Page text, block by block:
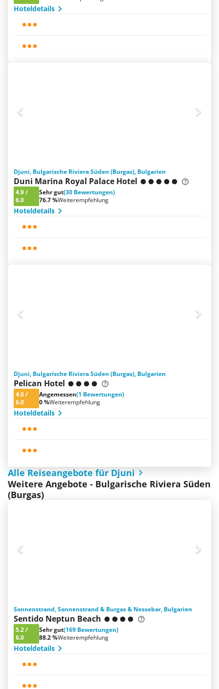
Hoteldetails
Djuni, Bulgarische Riviera Süden (Burgas), Bulgarien
Duni Marina Royal Palace Hotel
4.9/
6.0
Sehr gut(30 Bewertungen)
76.7 %Weiterempfehlung
Hoteldetails
Djuni, Bulgarische Riviera Süden (Burgas), Bulgarien
Pelican Hotel
4.0/
6.0
Angemessen(1 Bewertungen)
0 %Weiterempfehlung
Hoteldetails
Alle Reiseangebote für Djuni
Weitere Angebote - Bulgarische Riviera Süden
(Burgas)
Sonnenstrand, Sonnenstrand & Burgas & Nessebar, Bulgarien
Sentido Neptun Beach
5.2/
6.0
Sehr gut(169 Bewertungen)
88.2 %Weiterempfehlung
Hoteldetails